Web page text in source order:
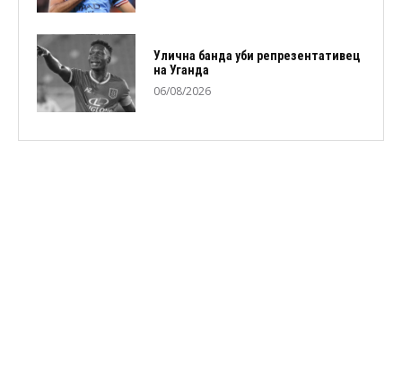
Улична банда уби репрезентативец
на Уганда
06/08/2026